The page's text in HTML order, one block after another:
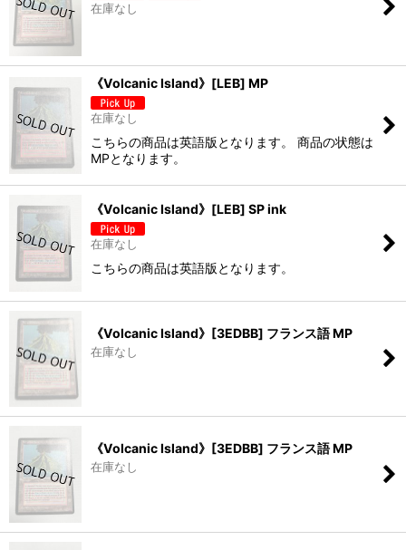
在庫なし
《Volcanic Island》[LEB] MP
在庫なし
こちらの商品は英語版となります。 商品の状態は
MPとなります。
《Volcanic Island》[LEB] SP ink
在庫なし
こちらの商品は英語版となります。
《Volcanic Island》[3EDBB] フランス語 MP
在庫なし
《Volcanic Island》[3EDBB] フランス語 MP
在庫なし